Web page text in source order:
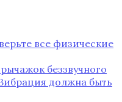
все физические
беззвучного
должна быть